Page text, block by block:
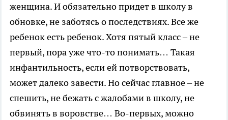
женщина. И обязательно придет в школу в
обновке, не заботясь о последствиях. Все же
ребенок есть ребенок. Хотя пятый класс – не
первый, пора уже что-то понимать… Такая
инфантильность, если ей потворствовать,
может далеко завести. Но сейчас главное – не
спешить, не бежать с жалобами в школу, не
обвинять в воровстве… Во-первых, можно